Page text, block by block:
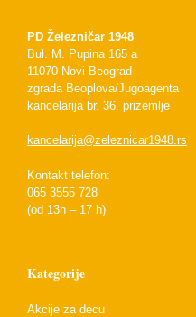
PD Železničar 1948
Bul. M. Pupina 165 a
11070 Novi Beograd
zgrada Beoplova/Jugoagenta
kancelarija br. 36, prizemlje
kancelarija@zeleznicar1948.rs
Kontakt telefon:
065 3555 728
(od 13h – 17 h)
Kategorije
Akcije za decu